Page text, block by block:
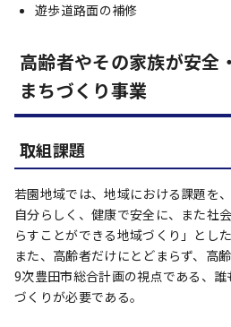
遊歩道路面の補修
高齢者やその家族が安全
まちづくり事業
取組課題
若園地域では、地域における課題を
自分らしく、健康で安全に、また社
らすことができる地域づくり」とした
また、高齢者だけにとどまらず、高
9次豊田市総合計画の視点である、
づくりが必要である。